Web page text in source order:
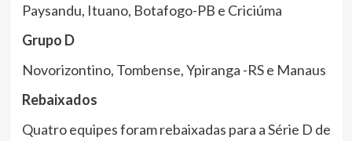
Paysandu, Ituano, Botafogo-PB e Criciúma
Grupo D
Novorizontino, Tombense, Ypiranga -RS e Manaus
Rebaixados
Quatro equipes foram rebaixadas para a Série D de